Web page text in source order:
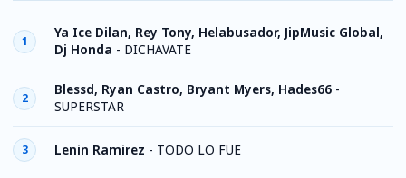
1
Ya Ice Dilan, Rey Tony, Helabusador, JipMusic Global,
Dj Honda - DICHAVATE
2
Blessd, Ryan Castro, Bryant Myers, Hades66 -
SUPERSTAR
3 Lenin Ramirez - TODO LO FUE